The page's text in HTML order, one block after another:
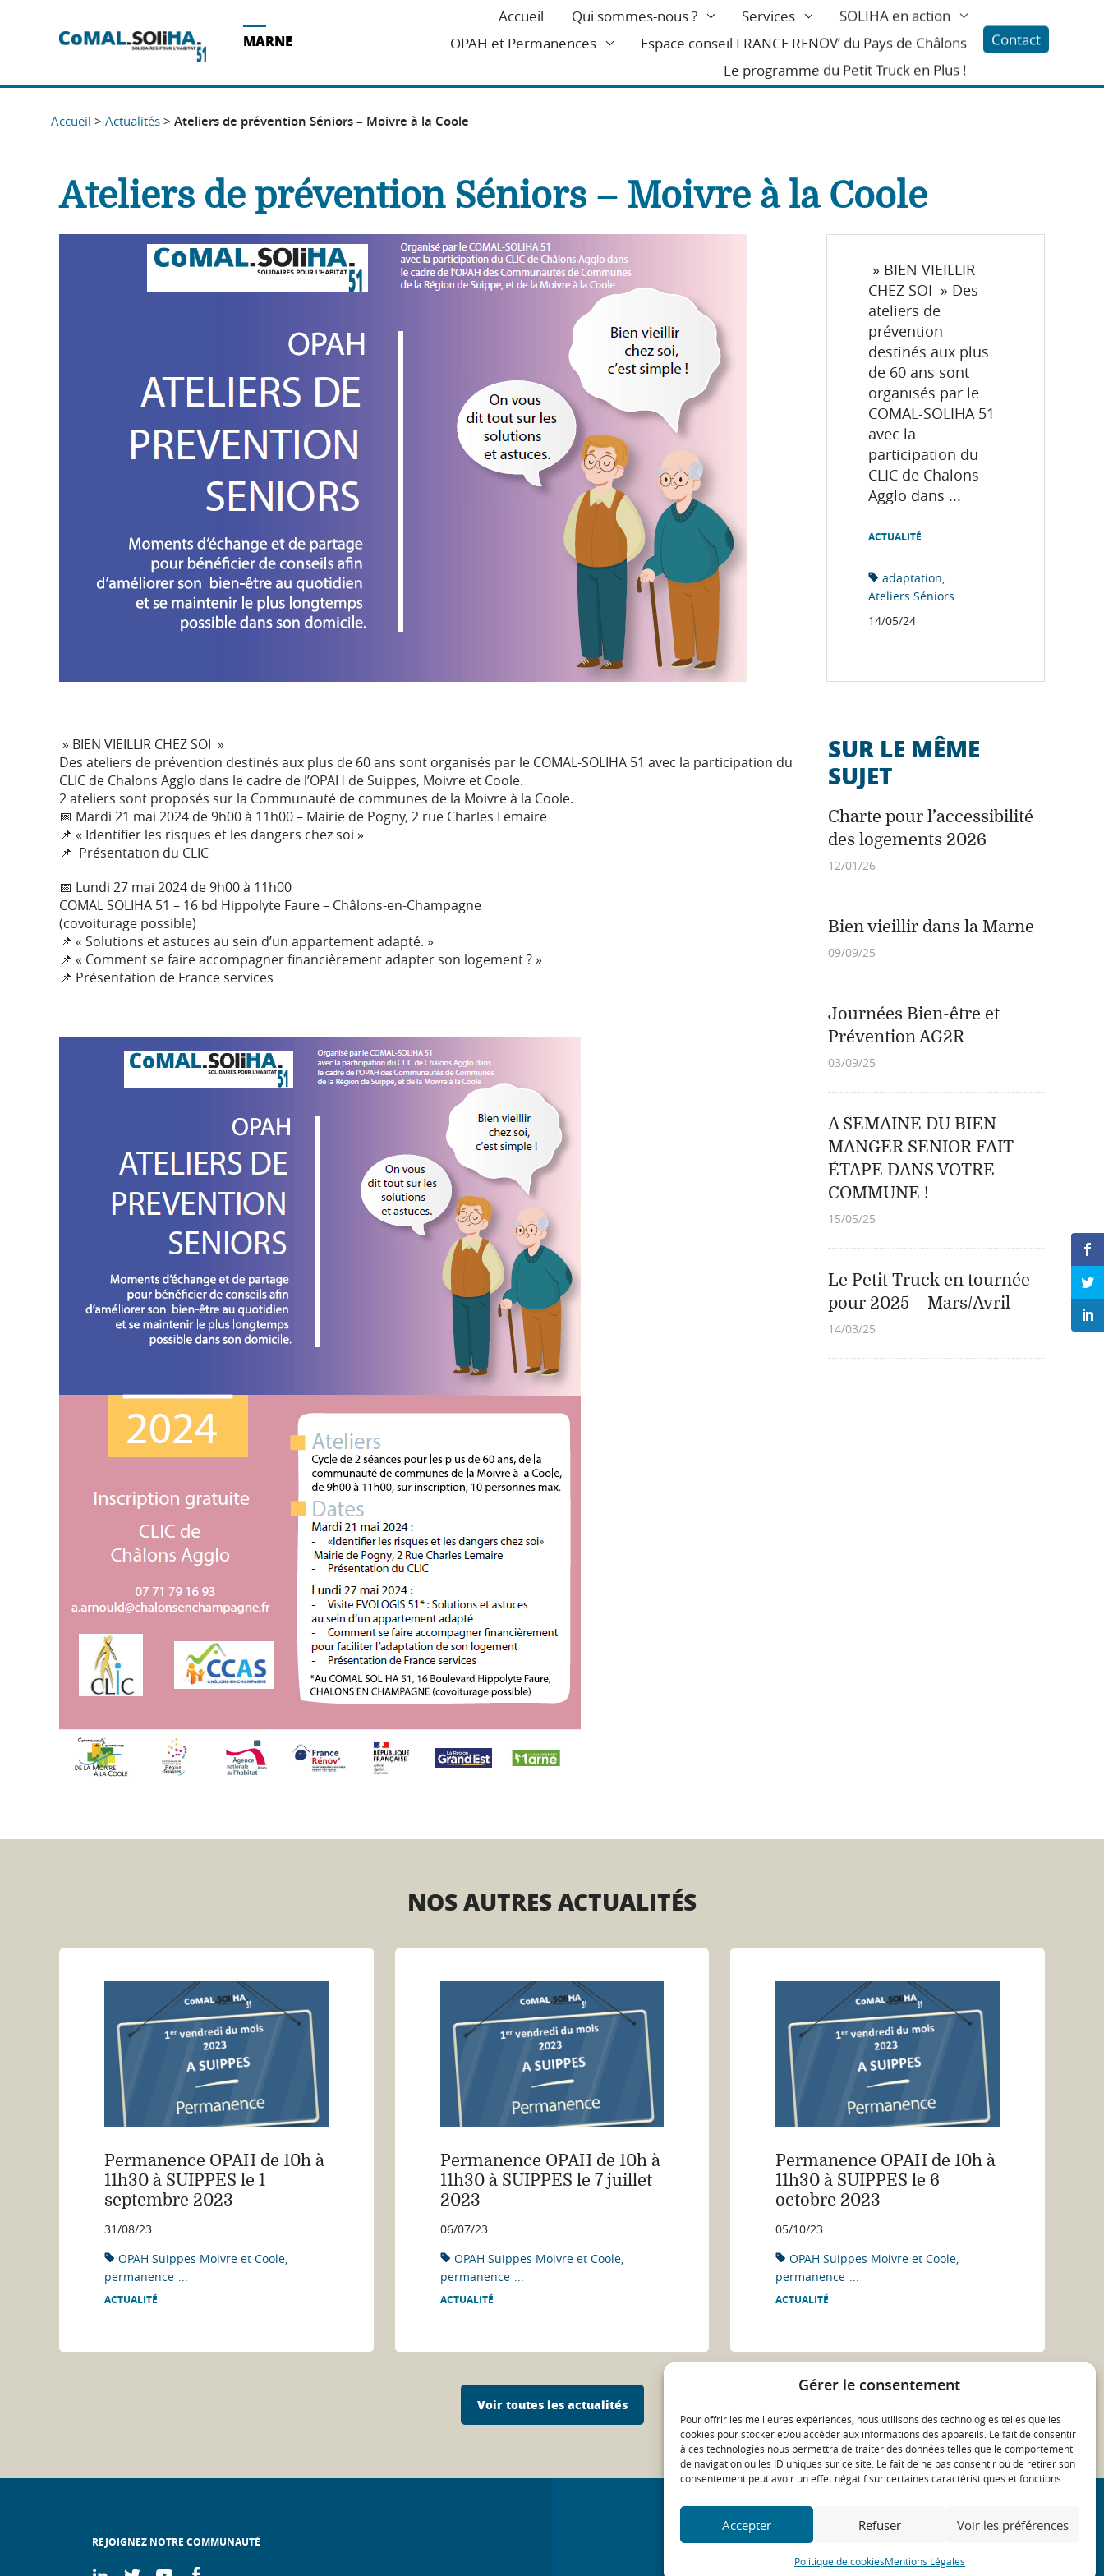
Gérer le consentement
Pour offrir les meilleures expériences, nous utilisons des technologies telles que les
cookies pour stocker et/ou accéder aux informations des appareils. Le fait de consentir
à ces technologies nous permettra de traiter des données telles que le comportement
de navigation ou les ID uniques sur ce site. Le fait de ne pas consentir ou de retirer son
consentement peut avoir un effet négatif sur certaines caractéristiques et fonctions.
Accepter Refuser Voir les préférences
Politique de cookiesMentions Légales
MARNE
Accueil Qui sommes-nous ? Services
SOLIHA en action
OPAH et Permanences
Espace conseil FRANCE RENOV’ du Pays de Châlons
Le programme du Petit Truck en Plus !
Contact
Accueil > Actualités > Ateliers de prévention Séniors – Moivre à la Coole
Ateliers de prévention Séniors – Moivre à la Coole
» BIEN VIEILLIR
CHEZ SOI » Des
ateliers de
prévention
destinés aux plus
de 60 ans sont
organisés par le
COMAL-SOLIHA 51
avec la
participation du
CLIC de Chalons
Agglo dans ...
ACTUALITÉ
adaptation
Ateliers Séniors ...
14/05/24
» BIEN VIEILLIR CHEZ SOI »
Des ateliers de prévention destinés aux plus de 60 ans sont organisés par le COMAL-SOLIHA 51 avec la participation du
CLIC de Chalons Agglo dans le cadre de l’OPAH de Suippes, Moivre et Coole.
2 ateliers sont proposés sur la Communauté de communes de la Moivre à la Coole.
📅 Mardi 21 mai 2024 de 9h00 à 11h00 – Mairie de Pogny, 2 rue Charles Lemaire
📌 « Identifier les risques et les dangers chez soi »
📌 Présentation du CLIC
📅 Lundi 27 mai 2024 de 9h00 à 11h00
COMAL SOLIHA 51 – 16 bd Hippolyte Faure – Châlons-en-Champagne
(covoiturage possible)
📌 « Solutions et astuces au sein d’un appartement adapté. »
📌 « Comment se faire accompagner financièrement adapter son logement ? »
📌 Présentation de France services
SUR LE MÊME
SUJET
Charte pour l’accessibilité
des logements 2026
12/01/26
Bien vieillir dans la Marne
09/09/25
Journées Bien-être et
Prévention AG2R
03/09/25
A SEMAINE DU BIEN
MANGER SENIOR FAIT
ÉTAPE DANS VOTRE
COMMUNE !
15/05/25
Le Petit Truck en tournée
pour 2025 – Mars/Avril
14/03/25
NOS AUTRES ACTUALITÉS
Permanence OPAH de 10h à
11h30 à SUIPPES le 1
septembre 2023
31/08/23
OPAH Suippes Moivre et Coole
permanence ...
ACTUALITÉ
Permanence OPAH de 10h à
11h30 à SUIPPES le 7 juillet
2023
06/07/23
OPAH Suippes Moivre et Coole
permanence ...
ACTUALITÉ
Permanence OPAH de 10h à
11h30 à SUIPPES le 6
octobre 2023
05/10/23
OPAH Suippes Moivre et Coole
permanence ...
ACTUALITÉ
Voir toutes les actualités
REJOIGNEZ NOTRE COMMUNAUTÉ